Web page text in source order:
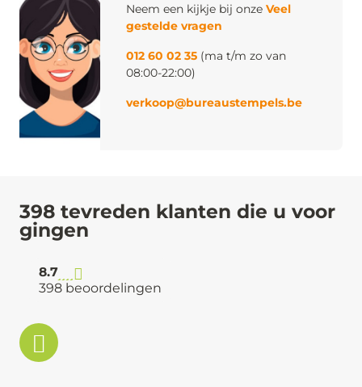
Neem een kijkje bij onze Veel
gestelde vragen
012 60 02 35 (ma t/m zo van
08:00-22:00)
verkoop@bureaustempels.be
398 tevreden klanten die u voor
gingen
8.7
398 beoordelingen